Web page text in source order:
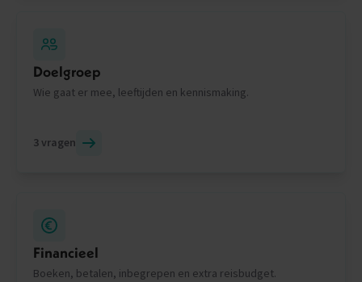
Doelgroep
Wie gaat er mee, leeftijden en kennismaking.
3 vragen
Financieel
Boeken, betalen, inbegrepen en extra reisbudget.